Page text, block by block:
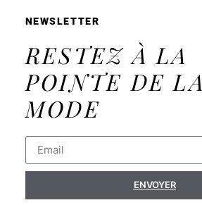
NEWSLETTER
RESTEZ À LA
POINTE DE LA
MODE
ENVOYER